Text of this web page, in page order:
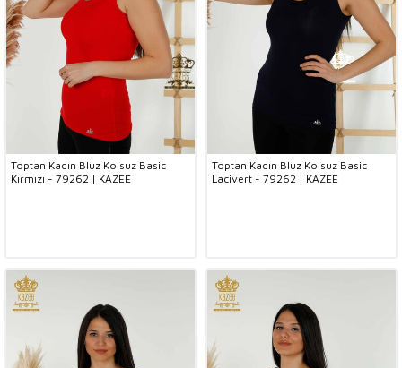
Toptan Kadın Bluz Kolsuz Basic
Kırmızı - 79262 | KAZEE
Toptan Kadın Bluz Kolsuz Basic
Lacivert - 79262 | KAZEE